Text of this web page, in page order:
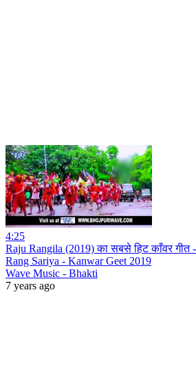
4:25
Raju Rangila (2019) का सबसे हिट काँवर
Rang Sariya - Kanwar Geet 2019
Wave Music - Bhakti
7 years ago